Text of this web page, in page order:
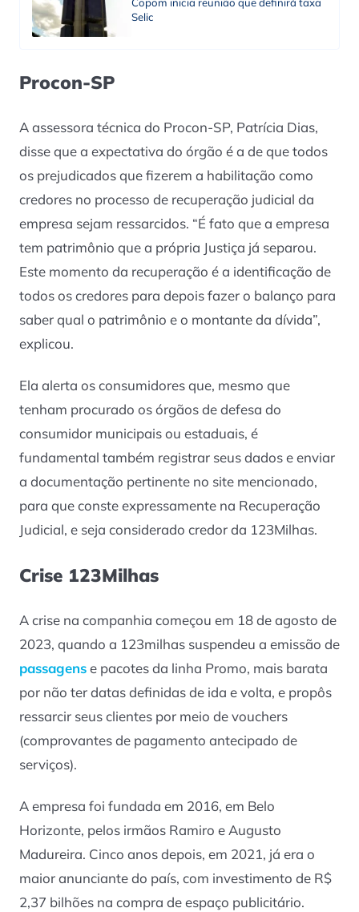
Selic
Procon-SP
A assessora técnica do Procon-SP, Patrícia Dias,
disse que a expectativa do órgão é a de que todos
os prejudicados que fizerem a habilitação como
credores no processo de recuperação judicial da
empresa sejam ressarcidos. “É fato que a empresa
tem patrimônio que a própria Justiça já separou.
Este momento da recuperação é a identificação de
todos os credores para depois fazer o balanço para
saber qual o patrimônio e o montante da dívida”,
explicou.
Ela alerta os consumidores que, mesmo que
tenham procurado os órgãos de defesa do
consumidor municipais ou estaduais, é
fundamental também registrar seus dados e enviar
a documentação pertinente no site mencionado,
para que conste expressamente na Recuperação
Judicial, e seja considerado credor da 123Milhas.
Crise 123Milhas
A crise na companhia começou em 18 de agosto de
2023, quando a 123milhas suspendeu a emissão de
passagense pacotes da linha Promo, mais barata
por não ter datas definidas de ida e volta, e propôs
ressarcir seus clientes por meio de vouchers
(comprovantes de pagamento antecipado de
serviços).
A empresa foi fundada em 2016, em Belo
Horizonte, pelos irmãos Ramiro e Augusto
Madureira. Cinco anos depois, em 2021, já era o
maior anunciante do país, com investimento de R$
2,37 bilhões na compra de espaço publicitário.